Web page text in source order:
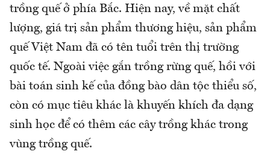
trồng quế ở phía Bắc. Hiện nay, về mặt chất
lượng, giá trị sản phẩm thương hiệu, sản phẩm
quế Việt Nam đã có tên tuổi trên thị trường
quốc tế. Ngoài việc gắn trồng rừng quế, hồi với
bài toán sinh kế của đồng bào dân tộc thiểu số,
còn có mục tiêu khác là khuyến khích đa dạng
sinh học để có thêm các cây trồng khác trong
vùng trồng quế.